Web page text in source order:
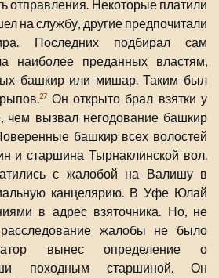
отправления. Некоторые платили
на службу, другие предпочитали
Последних подбирал сам
наиболее преданных властям,
башкир или мишар. Таким был
27Он открыто брал взятки у
чем вызвал негодование башкир
башкир всех волостей
и старшина Тырнаклинской вол.
с жалобой на Валишу в
канцелярию. В Уфе Юлай
в адрес взяточника. Но, не
жалобы не было
вынес определение о
походным старшиной. Он